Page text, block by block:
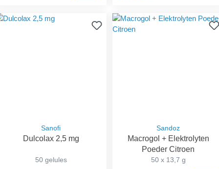
Sanofi
Dulcolax 2,5 mg
50 gelules
Sandoz
Macrogol + Elektrolyten
Poeder Citroen
50 x 13,7 g